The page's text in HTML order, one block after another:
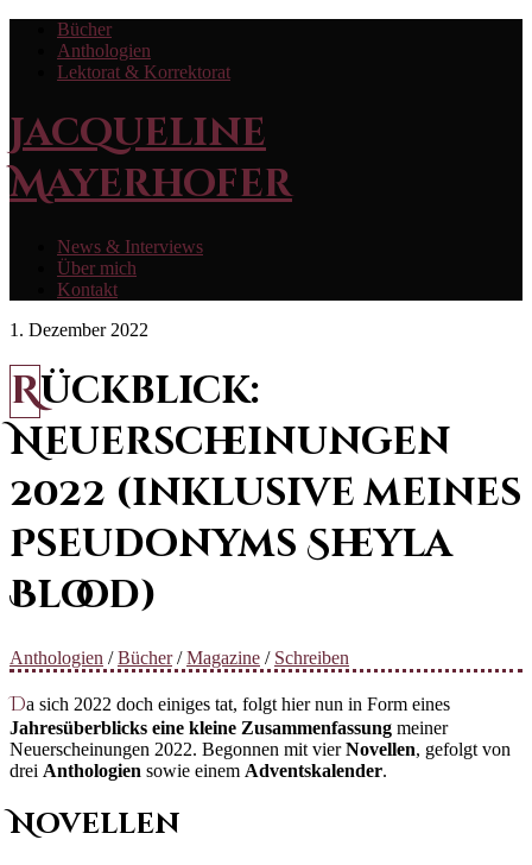
Bücher
Anthologien
Lektorat & Korrektorat
Jacqueline
Mayerhofer
News & Interviews
Über mich
Kontakt
1. Dezember 2022
Rückblick:
Neuerscheinungen
2022 (inklusive meines
Pseudonyms Sheyla
Blood)
Anthologien /Bücher/Magazine / Schreiben
Da sich 2022 doch einiges tat, folgt hier nun in Form eines
Jahresüberblicks eine kleine Zusammenfassung meiner
Neuerscheinungen 2022. Begonnen mit vierNovellen, gefolgt von
drei Anthologien sowie einem Adventskalender.
Novellen